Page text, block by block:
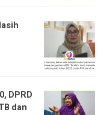
DPRD
dan